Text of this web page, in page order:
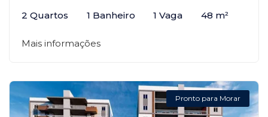
2 Quartos 1 Banheiro 1 Vaga 48 m²
Mais informações
Pronto para Morar